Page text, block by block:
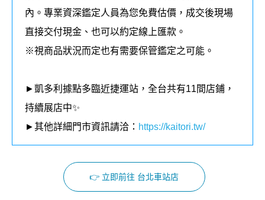
內 。 專業資深鑑定人員為您免費估價，成交後現場
直接交付現金、也可以約定線上匯款。
※視商品狀況而定也有需要保管鑑定之可能。
►凱多利據點多臨近捷運站，全台共有11間店鋪，
持續展店中✨
►其他詳細門市資訊請洽： https://kaitori.tw/
👉 立即前往 台北車站店